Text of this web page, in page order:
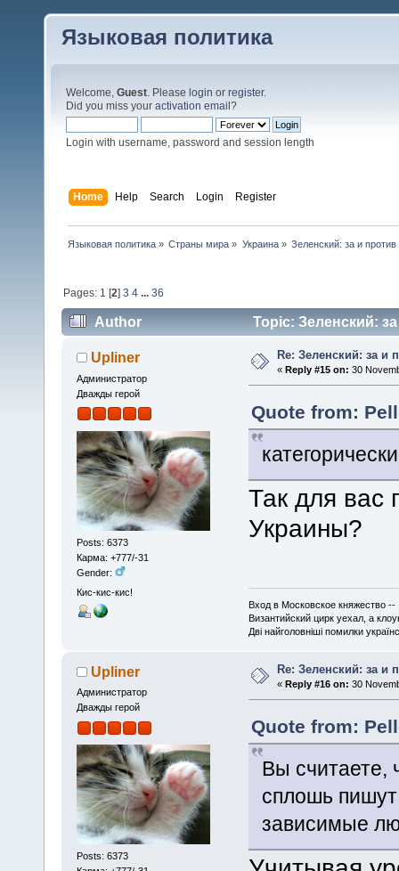
Языковая политика
Welcome, Guest. Please login or register.
Did you miss your activation email ?
Login with username, password and session length
Home Help Search Login Register
Языковая политика» Страны мира » Украина» Зеленский: за и против
Pages: 1 [2]3 4 ...36
Author Topic: Зеленский:
Upliner
Администратор
Дважды герой
Posts: 6373
Карма: +777/-31
Gender:
Кис-кис-кис!
Re: Зеленский: за и
«Reply #15 on: 30
Quote from:
Так для вас
Украины?
Вход в Московское княжество
Византийский цирк уехал, а
Дві найголовніші помилки
Upliner
Администратор
Дважды герой
Posts: 6373
Re: Зеленский: за и
«Reply #16 on: 30
Quote from:
Вы считаете,
сплошь
зависимые